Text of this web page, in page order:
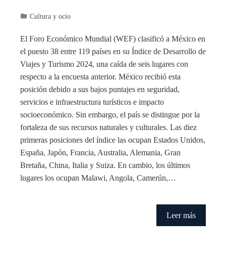
Cultura y ocio
El Foro Económico Mundial (WEF) clasificó a México en
el puesto 38 entre 119 países en su Índice de Desarrollo de
Viajes y Turismo 2024, una caída de seis lugares con
respecto a la encuesta anterior. México recibió esta
posición debido a sus bajos puntajes en seguridad,
servicios e infraestructura turísticos e impacto
socioeconómico. Sin embargo, el país se distingue por la
fortaleza de sus recursos naturales y culturales. Las diez
primeras posiciones del índice las ocupan Estados Unidos,
España, Japón, Francia, Australia, Alemania, Gran
Bretaña, China, Italia y Suiza. En cambio, los últimos
lugares los ocupan Malawi, Angola, Camerún,…
Leer más